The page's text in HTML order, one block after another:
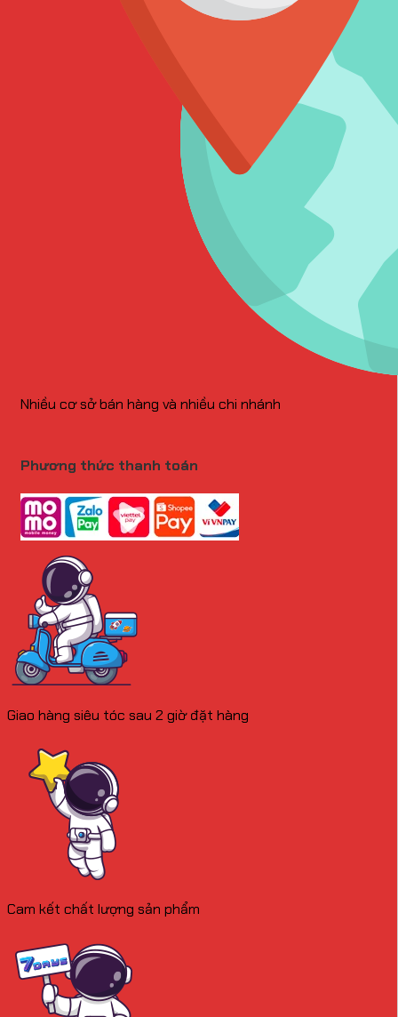
Nhiều cơ sở bán hàng và nhiều chi nhánh
Phương thức thanh toán
Giao hàng siêu tóc sau 2 giờ đặt hàng
Cam kết chất lượng sản phẩm